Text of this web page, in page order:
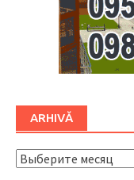
ARHIVĂ
ARHIVĂ